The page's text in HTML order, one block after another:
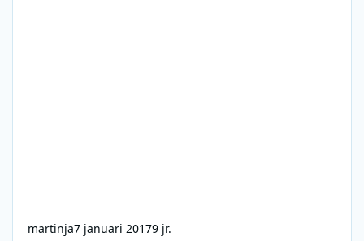
martinja7 januari 20179 jr.